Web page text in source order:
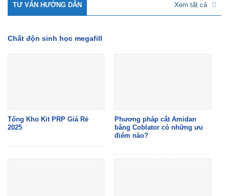
TƯ VẤN HƯỚNG DẪN Xem tất cả
Chất độn sinh học megafill
Tổng Kho Kit PRP Giá Rẻ
2025
Phương pháp cắt Amidan
bằng Coblator có những ưu
điểm nào?